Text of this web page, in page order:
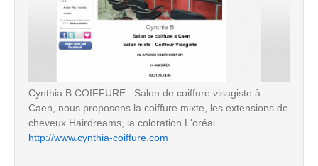
Cynthia B COIFFURE : Salon de coiffure visagiste à
Caen, nous proposons la coiffure mixte, les extensions de
cheveux Hairdreams, la coloration L'oréal ...
http://www.cynthia-coiffure.com